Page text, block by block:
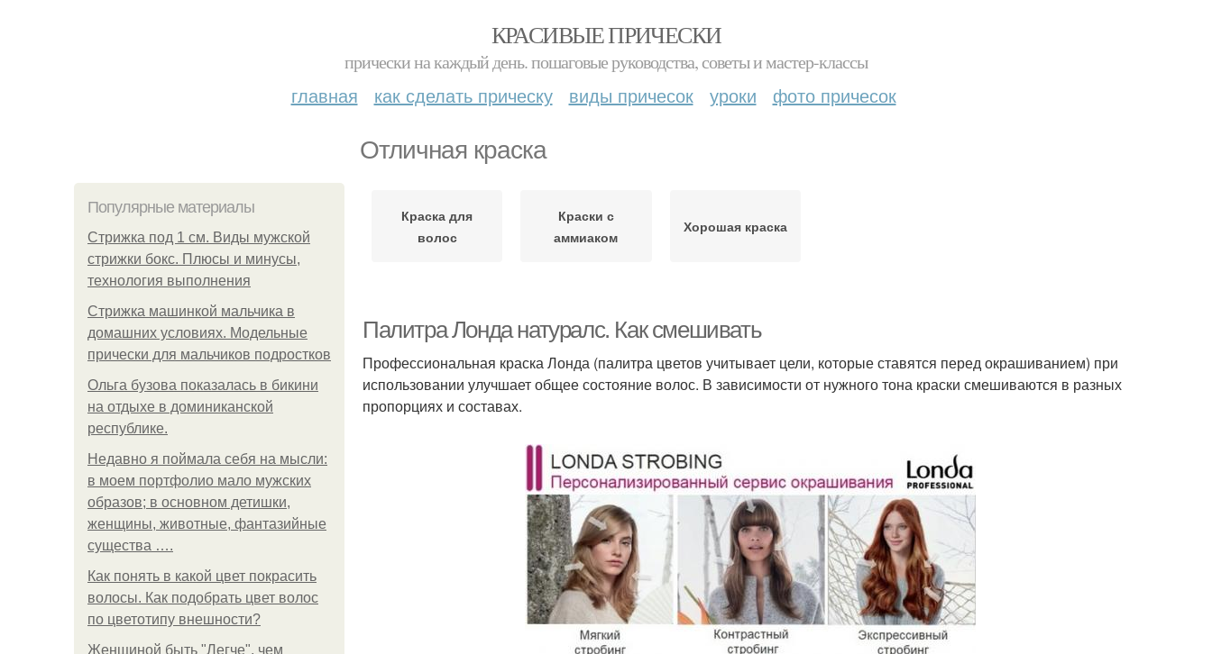
КРАСИВЫЕ ПРИЧЕСКИ
прически на каждый день. пошаговые руководства, советы и мастер-классы
главная как сделать прическу виды причесок уроки фото причесок
Отличная краска
Популярные материалы
Стрижка под 1 см. Виды мужской
стрижки бокс. Плюсы и минусы,
технология выполнения
Стрижка машинкой мальчика в
домашних условиях. Модельные
прически для мальчиков подростков
Ольга бузова показалась в бикини
на отдыхе в доминиканской
республике.
Недавно я поймала себя на мысли:
в моем портфолио мало мужских
образов; в основном детишки,
женщины, животные, фантазийные
существа ….
Как понять в какой цвет покрасить
волосы. Как подобрать цвет волос
по цветотипу внешности?
Женщиной быть "Легче", чем
Краска для
волос
Краски с
аммиаком
Хорошая краска
Палитра Лонда натуралс. Как смешивать
Профессиональная краска Лонда (палитра цветов учитывает цели, которые ставятся перед окрашиванием) при
использовании улучшает общее состояние волос. В зависимости от нужного тона краски смешиваются в разных
пропорциях и составах.